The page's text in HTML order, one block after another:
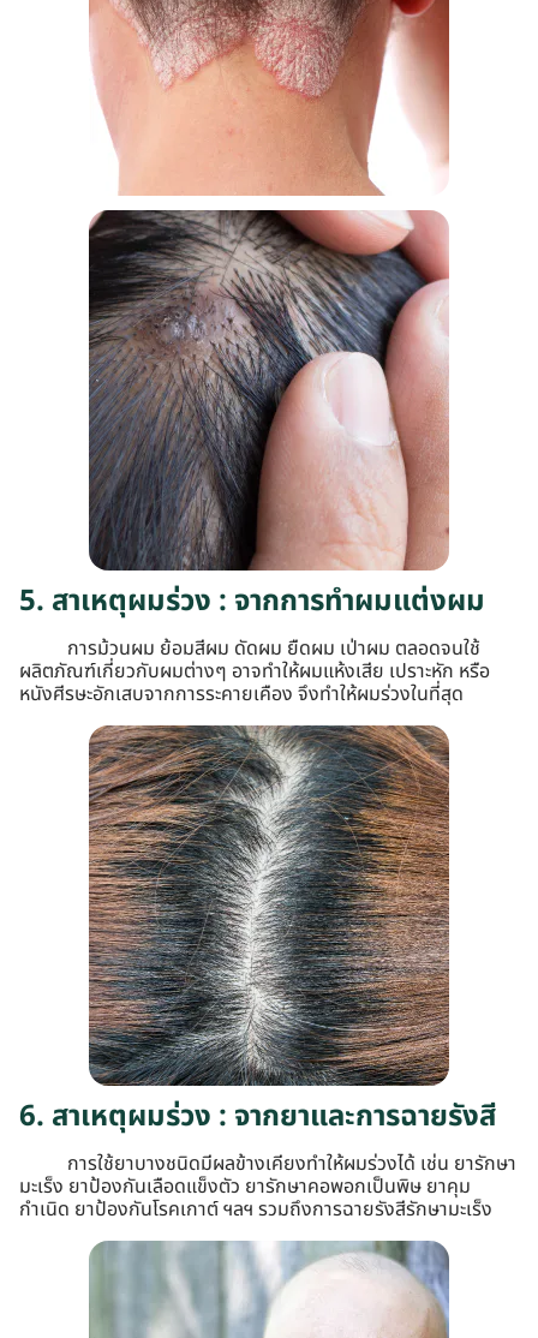
5. สาเหตุผมร่วง : จากการทำผมแต่งผม
การม้วนผม ย้อมสีผม ดัดผม ยืดผม เป่าผม ตลอดจนใช้
ผลิตภัณฑ์เกี่ยวกับผมต่างๆ อาจทำให้ผมแห้งเสีย เปราะหัก หรือ
หนังศีรษะอักเสบจากการระคายเคือง จึงทำให้ผมร่วงในที่สุด
6. สาเหตุผมร่วง : จากยาและการฉายรังสี
การใช้ยาบางชนิดมีผลข้างเคียงทำให้ผมร่วงได้ เช่น ยารักษา
มะเร็ง ยาป้องกันเลือดแข็งตัว ยารักษาคอพอกเป็นพิษ ยาคุม
กำเนิด ยาป้องกันโรคเกาต์ ฯลฯ รวมถึงการฉายรังสีรักษามะเร็ง